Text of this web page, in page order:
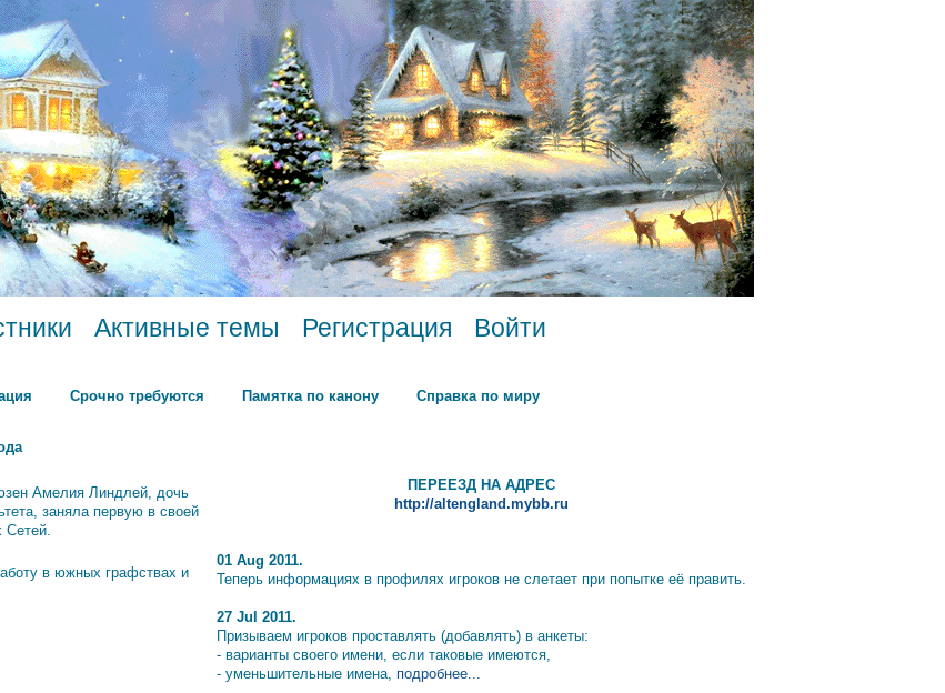
Активные темы Регистрация Войти
Срочно требуются Памятка по канону Справка по миру
Амелия Линдлей, дочь
заняла первую в своей
Сетей.
в южных графствах и
ПЕРЕЕЗД НА АДРЕС
http://altengland.mybb.ru
01 Aug 2011.
Теперь информациях в профилях игроков не слетает при попытке её править.
27 Jul 2011.
Призываем игроков проставлять (добавлять) в анкеты:
- варианты своего имени, если таковые имеются,
- уменьшительные имена, подробнее...